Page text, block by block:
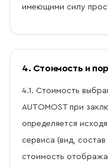
имеющими силу
4. Стоимость и
4.1. Стоимость
AUTOMOST при
определяется
сервиса (вид,
стоимость